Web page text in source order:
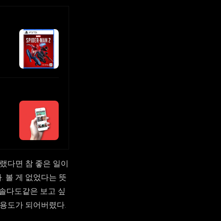
다면 참 좋은 일이
볼 게 없었다는 뜻
다도같은 보고 싶
도가 되어버렸다.